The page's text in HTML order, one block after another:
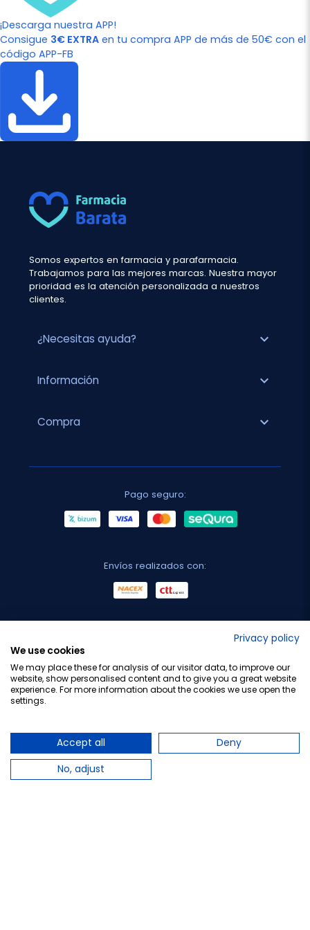
¡Descarga nuestra APP!
Consigue 3€ EXTRA en tu compra APP de más de 50€ con el
código APP-FB
Somos expertos en farmacia y parafarmacia.
Trabajamos para las mejores marcas. Nuestra mayor
prioridad es la atención personalizada a nuestros
clientes.
¿Necesitas ayuda? expand_more
Información expand_more
Compra expand_more
Pago seguro:
Envíos realizados con:
Privacy policy
We use cookies
We may place these for analysis of our visitor data, to improve our
website, show personalised content and to give you a great website
experience. For more information about the cookies we use open the
settings.
Accept all
Deny
No, adjust